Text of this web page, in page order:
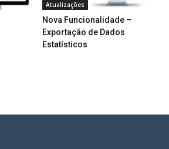
Atualizações
Nova Funcionalidade –
Exportação de Dados
Estatísticos